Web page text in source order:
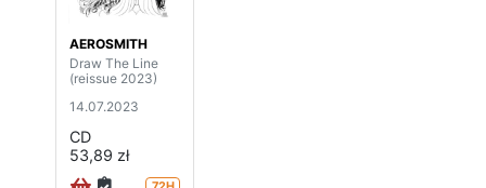
AEROSMITH
Draw The Line
(reissue 2023)
14.07.2023
CD
53,89 zł